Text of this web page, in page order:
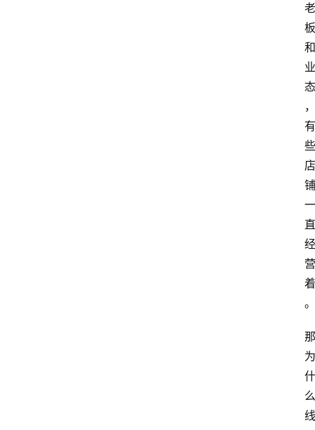
老
板
和
业
态
，
有
些
店
铺
一
直
经
营
着
。
那
为
什
么
线